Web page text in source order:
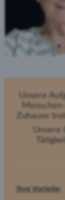
Unsere
Zuhause
Ihre Vorteile: